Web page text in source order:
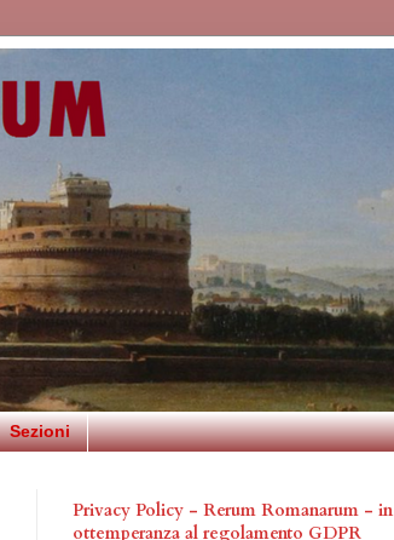
Sezioni
Privacy Policy - Rerum Romanarum - in
ottemperanza al regolamento GDPR